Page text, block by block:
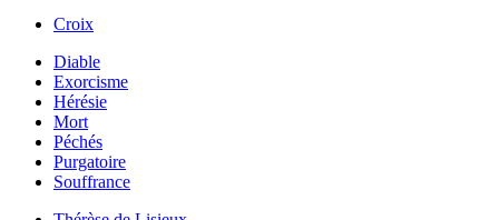
Croix
Diable
Exorcisme
Hérésie
Mort
Péchés
Purgatoire
Souffrance